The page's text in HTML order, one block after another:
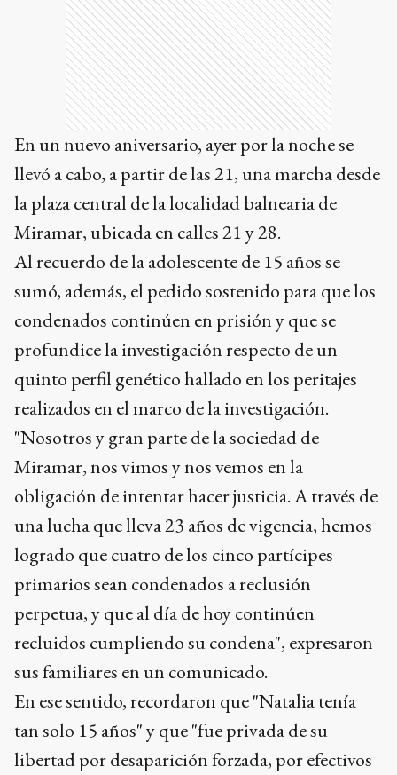
En un nuevo aniversario, ayer por la noche se
llevó a cabo, a partir de las 21, una marcha desde
la plaza central de la localidad balnearia de
Miramar, ubicada en calles 21 y 28.
Al recuerdo de la adolescente de 15 años se
sumó, además, el pedido sostenido para que los
condenados continúen en prisión y que se
profundice la investigación respecto de un
quinto perfil genético hallado en los peritajes
realizados en el marco de la investigación.
"Nosotros y gran parte de la sociedad de
Miramar, nos vimos y nos vemos en la
obligación de intentar hacer justicia. A través de
una lucha que lleva 23 años de vigencia, hemos
logrado que cuatro de los cinco partícipes
primarios sean condenados a reclusión
perpetua, y que al día de hoy continúen
recluidos cumpliendo su condena", expresaron
sus familiares en un comunicado.
En ese sentido, recordaron que "Natalia tenía
tan solo 15 años" y que "fue privada de su
libertad por desaparición forzada, por efectivos